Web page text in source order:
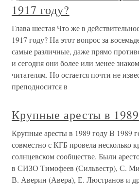
1917 году?
Глава шестая Что же в
1917 году? На этот вопрос за
самые различные, даже прямо
и сегодня они более или менее
читателям. Но остается почти не
преподносится в
Крупные аресты в
Крупные аресты в 1989 году В 1989
совместно с КГБ провела несколько
солнцевском сообществе. Были
в СИЗО Тимофеев (Сильвестр), С.
В. Аверин (Авера), Е. Люстранов и